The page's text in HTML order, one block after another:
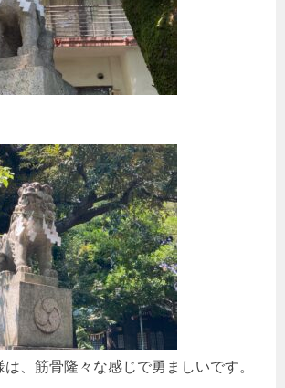
、筋骨隆々な感じで勇ましいです。